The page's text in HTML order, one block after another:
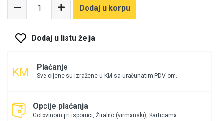
Dodaj u korpu
Dodaj u listu želja
Plaćanje
Sve cijene su izražene u KM sa uračunatim PDV-om.
Opcije plaćanja
Gotovinom pri isporuci, Žiralno (virmanski), Karticama